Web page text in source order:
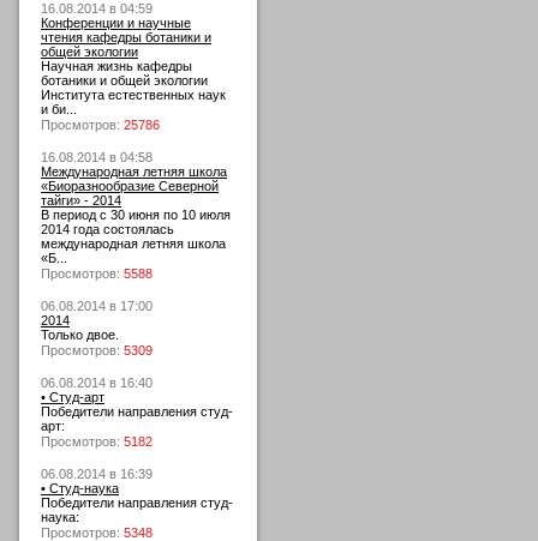
16.08.2014 в 04:59
Конференции и научные
чтения кафедры ботаники и
общей экологии
Научная жизнь кафедры
ботаники и общей экологии
Института естественных наук
и би...
Просмотров: 25786
16.08.2014 в 04:58
Международная летняя школа
«Биоразнообразие Северной
тайги» - 2014
В период с 30 июня по 10 июля
2014 года состоялась
международная летняя школа
«Б...
Просмотров: 5588
06.08.2014 в 17:00
2014
Только двое.
Просмотров: 5309
06.08.2014 в 16:40
• Студ-арт
Победители направления студ-
арт:
Просмотров: 5182
06.08.2014 в 16:39
• Студ-наука
Победители направления студ-
наука:
Просмотров: 5348